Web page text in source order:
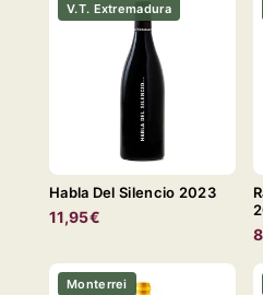
V.T. Extremadura
Habla Del Silencio 2023
11,95€
Monterrei